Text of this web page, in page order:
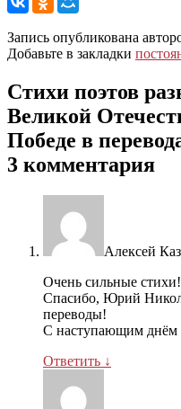
Запись опубликована
Добавьте в закладки
Стихи поэтов
Великой
Победе в
3 комментария
Алексей
Очень сильные стихи!
Спасибо, Юрий
переводы!
С наступающим днём
Ответить ↓